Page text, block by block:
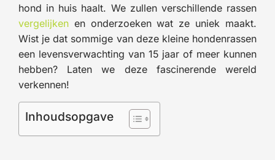
hond in huis haalt. We zullen verschillende rassen
vergelijken en onderzoeken wat ze uniek maakt.
Wist je dat sommige van deze kleine hondenrassen
een levensverwachting van 15 jaar of meer kunnen
hebben? Laten we deze fascinerende wereld
verkennen!
Inhoudsopgave